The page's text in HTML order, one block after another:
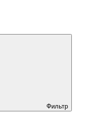
Фильтр